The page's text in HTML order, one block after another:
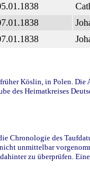
Köslin, in Polen.
des Heimatkreises
Chronologie des
unmittelbar
zu überprüfen.